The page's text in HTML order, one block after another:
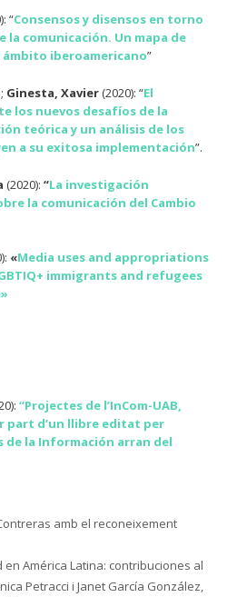
“Consensos y disensos en torno
comunicación. Un mapa de
iberoamericano”
Ginesta, Xavier (2020): “El
los nuevos desafíos de la
teórica y un análisis de los
a su exitosa implementación”.
(2020): “La investigación
la comunicación del Cambio
«Media uses and appropriations
immigrants and refugees
“Projectes de l’InCom-UAB,
part d’un llibre editat per
de la Información arran del
amb el reconeixement
en América Latina: contribuciones al
Petracci i Janet García González,